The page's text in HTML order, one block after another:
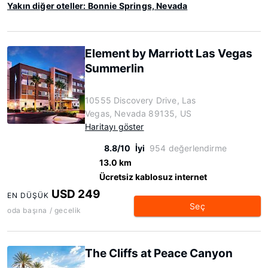
Yakın diğer oteller: Bonnie Springs, Nevada
Element by Marriott Las Vegas
Summerlin
10555 Discovery Drive, Las
Vegas, Nevada 89135, US
Haritayı göster
8.8/10 İyi 954 değerlendirme
13.0 km
Ücretsiz kablosuz internet
EN DÜŞÜK USD 249
oda başına / gecelik Seç
The Cliffs at Peace Canyon